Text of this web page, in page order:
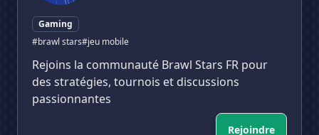
Gaming
#brawl stars#jeu mobile
Rejoins la communauté Brawl Stars FR pour
des stratégies, tournois et discussions
passionnantes
Rejoindre